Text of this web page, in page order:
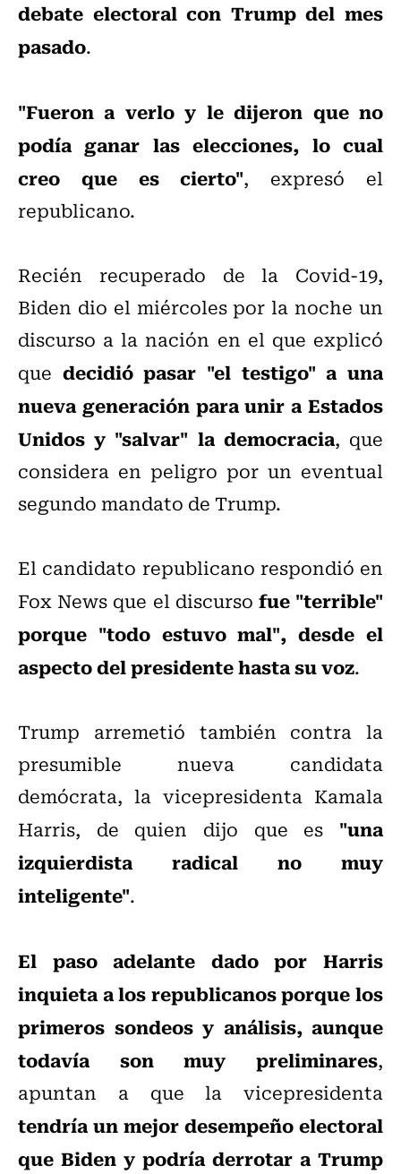
debate electoral con Trump del mes
pasado.
"Fueron a verlo y le dijeron que no
podía ganar las elecciones, lo cual
creo que es cierto", expresó el
republicano.
Recién recuperado de la Covid-19,
Biden dio el miércoles por la noche un
discurso a la nación en el que explicó
que decidió pasar "el testigo" a una
nueva generación para unir a Estados
Unidos y "salvar" la democracia, que
considera en peligro por un eventual
segundo mandato de Trump.
El candidato republicano respondió en
Fox News que el discurso fue "terrible"
porque "todo estuvo mal", desde el
aspecto del presidente hasta su voz.
Trump arremetió también contra la
presumible nueva candidata
demócrata, la vicepresidenta Kamala
Harris, de quien dijo que es "una
izquierdista radical no muy
inteligente".
El paso adelante dado por Harris
inquieta a los republicanos porque los
primeros sondeos y análisis, aunque
todavía son muy preliminares,
apuntan a que la vicepresidenta
tendría un mejor desempeño electoral
que Biden y podría derrotar a Trump